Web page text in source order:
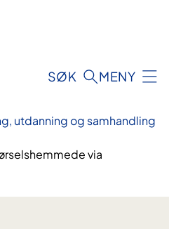
SØK MENY
utdanning og samhandling
via